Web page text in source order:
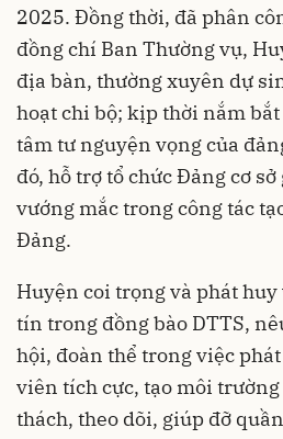
2025. Đồng thời, đã phân
đồng chí Ban Thường vụ,
địa bàn, thường xuyên dự
hoạt chi bộ; kịp thời nắm
tâm tư nguyện vọng của
đó, hỗ trợ tổ chức Đảng cơ
vướng mắc trong công tác
Đảng.
Huyện coi trọng và phát
tín trong đồng bào DTTS,
hội, đoàn thể trong việc
viên tích cực, tạo môi
thách, theo dõi, giúp đỡ